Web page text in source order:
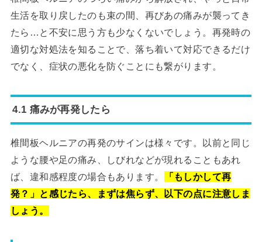
生活を取り戻したのも束の間、再びあの痛みが襲ってき
たら…と不安に思う方も少なくないでしょう。再発時の
適切な対処法を知ることで、落ち着いて対応できるだけ
でなく、症状の悪化を防ぐことにも繋がります。
4.1 痛みが再発したら
椎間板ヘルニアの再発のサインは様々です。以前と同じ
ような腰や足の痛み、しびれなどが現れることもあれ
ば、違和感程度の場合もあります。
「もしかして再
発？」と感じたら、まずは焦らず、以下の点に注意しま
しょう。